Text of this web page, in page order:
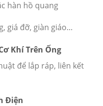
hàn hồ quang
giá đỡ, giàn giáo…
Khí Trên Ống
để lắp ráp, liên kết
Điện